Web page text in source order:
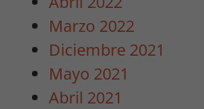
Marzo 2022
Diciembre 2021
Mayo 2021
Abril 2021